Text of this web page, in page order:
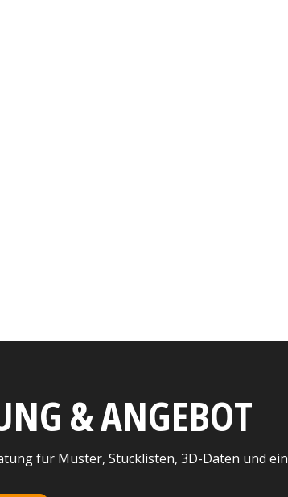
& ANGEBOT
für Muster, Stücklisten, 3D-Daten und